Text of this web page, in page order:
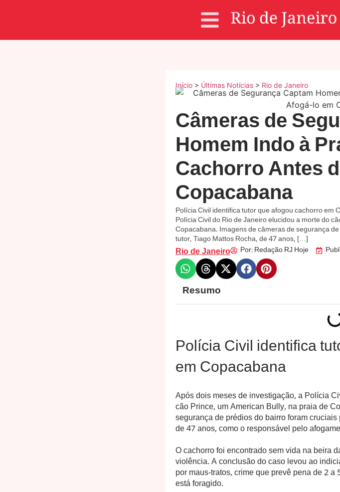
Início > Últimas Notícias > Rio de Janeiro
Câmeras de
Homem Indo à
Cachorro Antes
Copacabana
Polícia Civil identifica tutor que afogou cachorro em
Polícia Civil do Rio de Janeiro elucidou a morte do
Copacabana. Imagens de câmeras de segurança
tutor, Tiago Mattos Rocha, de 47 anos, […]
Rio de Janeiro Por: Redação RJ Hoje
Resumo
Polícia Civil identifica
em Copacabana
Após dois meses de investigação, a Polícia
cão Prince, um American Bully, na praia de
segurança de prédios do bairro foram
de 47 anos, como o responsável pelo
O cachorro foi encontrado sem vida na beira
violência. A conclusão do caso levou ao
por maus-tratos, crime que prevê pena de 2
está foragido.